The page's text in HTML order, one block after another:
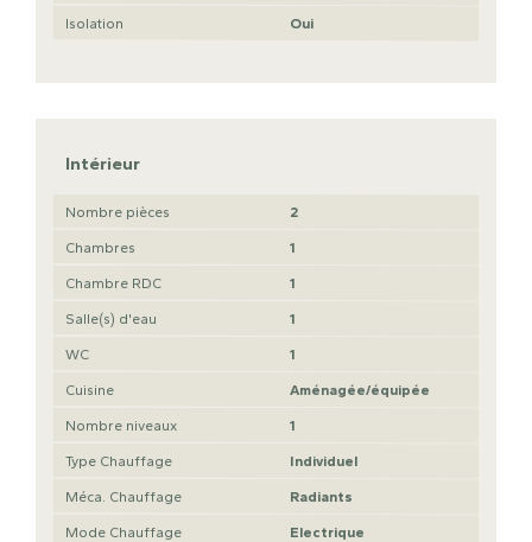
Isolation Oui
Intérieur
Nombre pièces 2
Chambres 1
Chambre RDC 1
Salle(s) d'eau 1
WC 1
Cuisine Aménagée/équipée
Nombre niveaux 1
Type Chauffage Individuel
Méca. Chauffage Radiants
Mode Chauffage Electrique